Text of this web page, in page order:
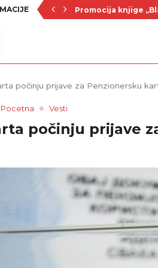
Promocija knjige
počinju prijave za Penzionersku
Vesti
počinju prijave